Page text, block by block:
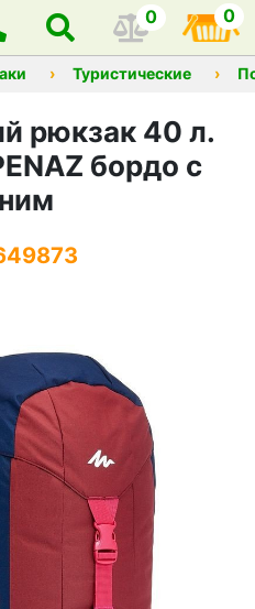
0 0
Туристические
рюкзак 40 л.
бордо с